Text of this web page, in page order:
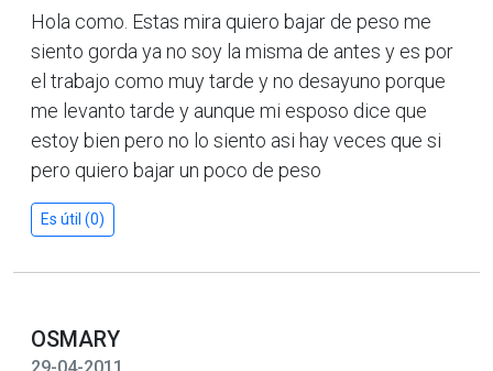
Hola como. Estas mira quiero bajar de peso me
siento gorda ya no soy la misma de antes y es por
el trabajo como muy tarde y no desayuno porque
me levanto tarde y aunque mi esposo dice que
estoy bien pero no lo siento asi hay veces que si
pero quiero bajar un poco de peso
Es útil (0)
OSMARY